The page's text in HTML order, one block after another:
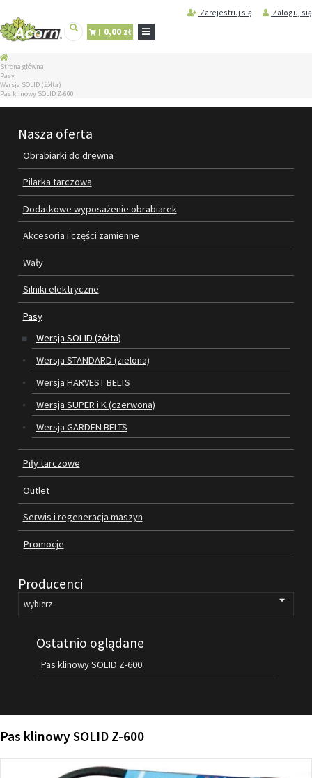
Zarejestruj się Zaloguj się
0,00 zł
STRONA
GŁÓWNA
SERWIS
MASZYN
OBRABIARKI DO DREWNA
DODATKOWE WYPOSAŻENIE
OBRABIAREK
AKCESORIA I CZĘŚCI ZAMIENNE
WAŁY
SILNIKI ELEKTRYCZNE
PIŁY TARCZOWE
OUTLET
SERWIS I REGENERACJA MASZYN
PROMOCJE
REGULAMIN
KATALOGI
OBRABIARKI DO DREWNA
SILNIKI ELEKTRYCZNE
KONTAKT
Strona główna
Pasy
Wersja SOLID (żółta)
Pas klinowy SOLID Z-600
Nasza oferta
Obrabiarki do drewna
Pilarka tarczowa
Dodatkowe wyposażenie obrabiarek
Akcesoria i części zamienne
Wały
Silniki elektryczne
Pasy
Wersja SOLID (żółta)
Wersja STANDARD (zielona)
Wersja HARVEST BELTS
Wersja SUPER i K (czerwona)
Wersja GARDEN BELTS
Piły tarczowe
Outlet
Serwis i regeneracja maszyn
Promocje
Producenci
Ostatnio oglądane
Pas klinowy SOLID Z-600
Pas klinowy SOLID Z-600